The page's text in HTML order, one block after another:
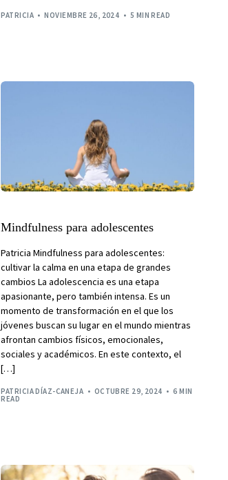
PATRICIA NOVIEMBRE 26, 2024 5 MIN READ
Mindfulness para adolescentes
Patricia Mindfulness para adolescentes:
cultivar la calma en una etapa de grandes
cambios La adolescencia es una etapa
apasionante, pero también intensa. Es un
momento de transformación en el que los
jóvenes buscan su lugar en el mundo mientras
afrontan cambios físicos, emocionales,
sociales y académicos. En este contexto, el
[…]
PATRICIA DÍAZ-CANEJA OCTUBRE 29, 2024 6 MIN
READ